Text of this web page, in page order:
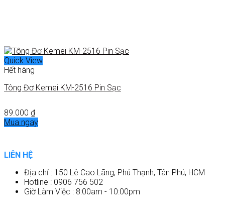
Quick View
Hết hàng
Tông Đơ Kemei KM-2516 Pin Sạc
89.000 ₫
Mua ngay
LIÊN HỆ
Địa chỉ : 150 Lê Cao Lãng, Phú Thạnh, Tân Phú, HCM
Hotline : 0906 756 502
Giờ Làm Việc : 8:00am - 10:00pm